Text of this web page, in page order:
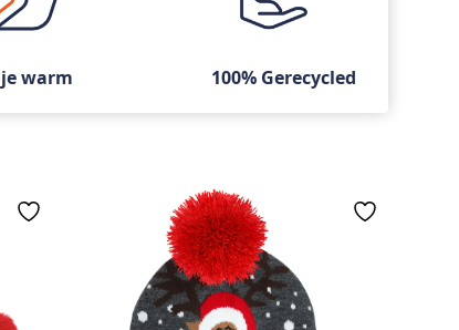
warm 100% Gerecycled